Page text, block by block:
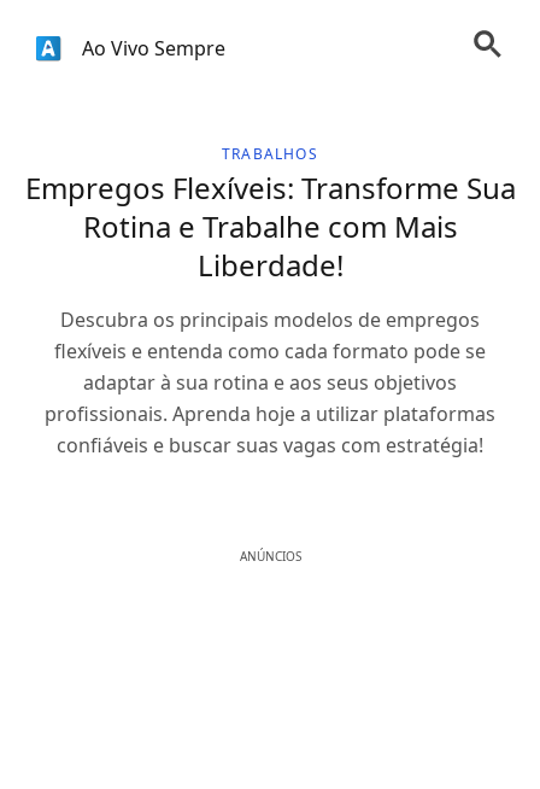
Ao Vivo Sempre
TRABALHOS
Empregos Flexíveis: Transforme Sua
Rotina e Trabalhe com Mais
Liberdade!
Descubra os principais modelos de empregos
flexíveis e entenda como cada formato pode se
adaptar à sua rotina e aos seus objetivos
profissionais. Aprenda hoje a utilizar plataformas
confiáveis e buscar suas vagas com estratégia!
ANÚNCIOS